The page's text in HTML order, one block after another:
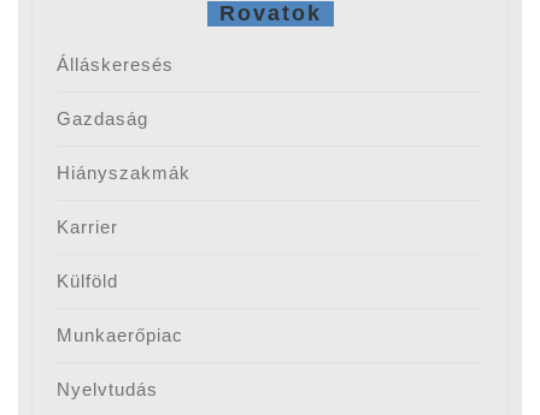
Rovatok
Álláskeresés
Gazdaság
Hiányszakmák
Karrier
Külföld
Munkaerőpiac
Nyelvtudás